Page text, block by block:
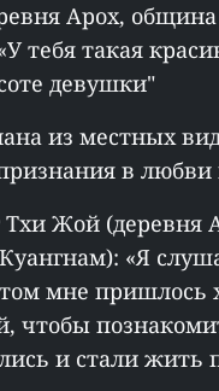
Арох,
тебя такая
девушки"
из местных
в
Жой (деревня
«Я
мне пришлось
чтобы
и стали жить